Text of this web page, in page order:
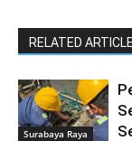
RELATED
Surabaya Raya